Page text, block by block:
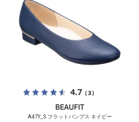
4.7（3）
BEAUFIT
A47Y_S フラットパンプス ネイビー